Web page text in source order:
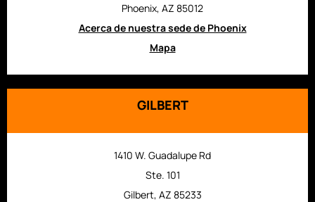
Phoenix, AZ 85012
Acerca de nuestra sede de Phoenix
Mapa
GILBERT
1410 W. Guadalupe Rd
Ste. 101
Gilbert, AZ 85233